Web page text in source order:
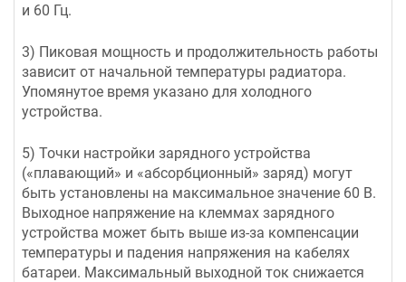
и 60 Гц.
3) Пиковая мощность и продолжительность работы
зависит от начальной температуры радиатора.
Упомянутое время указано для холодного
устройства.
5) Точки настройки зарядного устройства
(«плавающий» и «абсорбционный» заряд) могут
быть установлены на максимальное значение 60 В.
Выходное напряжение на клеммах зарядного
устройства может быть выше из-за компенсации
температуры и падения напряжения на кабелях
батареи. Максимальный выходной ток снижается